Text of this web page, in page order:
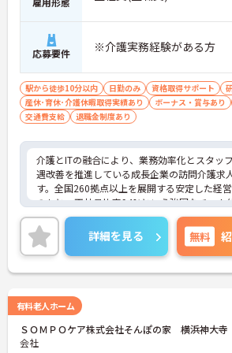
・サービス提供責任者や管理者へのキャリアア
も目指せます
【IT化と手厚いフォロー体制により、業務の
スを軽減できます】
・記録票の提出やシフト確認をすべてスマー
ンで行えるため、手書きの書類作成や事業所へ
動の手間が省けケア業務に集中できます
・定期的な面談を通じて上司がフォローする
あり、訪問介護でありながら孤立することな
ムの支援を受けながら業務に取り組めます
応募要件 ※介護実務経験がある方
駅から徒歩10分以内 日勤のみ 資格取得サポート
産休･育休･介護休暇取得実績あり
ボーナス・賞与あり
交通費支給
退職金制度あり
介護とITの融合により、業務効率化とスタッ
遇改善を推進している成長企業の訪問介護求
す。全国260拠点以上を展開する安定した経
のもと、正社員比率94%という強固なチーム
構築しています。介護福祉士資格手当や年2
面談など、専門資格と成果が収入に直結する仕
が整っています。夜勤なしの完全週休2日制
定）を採用し、日々の記録業務はスマートフ
完結するため、施設勤務特有の不規則なシフ
定期的な面談で不安を解消できるフォロー体
り、介護福祉士としてサ責や管理者への着実な
リアアップを目指す有資格者の方に推奨でき
です。
詳細を見る 無料
有料老人ホーム
ＳＯＭＰＯケア株式会社そんぽの家 横浜神大寺
会社